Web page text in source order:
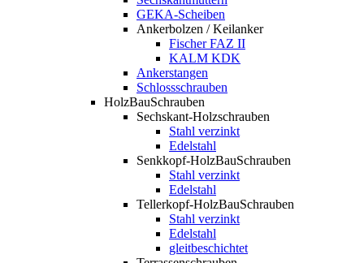
GEKA-Scheiben
Ankerbolzen / Keilanker
Fischer FAZ II
KALM KDK
Ankerstangen
Schlossschrauben
HolzBauSchrauben
Sechskant-Holzschrauben
Stahl verzinkt
Edelstahl
Senkkopf-HolzBauSchrauben
Stahl verzinkt
Edelstahl
Tellerkopf-HolzBauSchrauben
Stahl verzinkt
Edelstahl
gleitbeschichtet